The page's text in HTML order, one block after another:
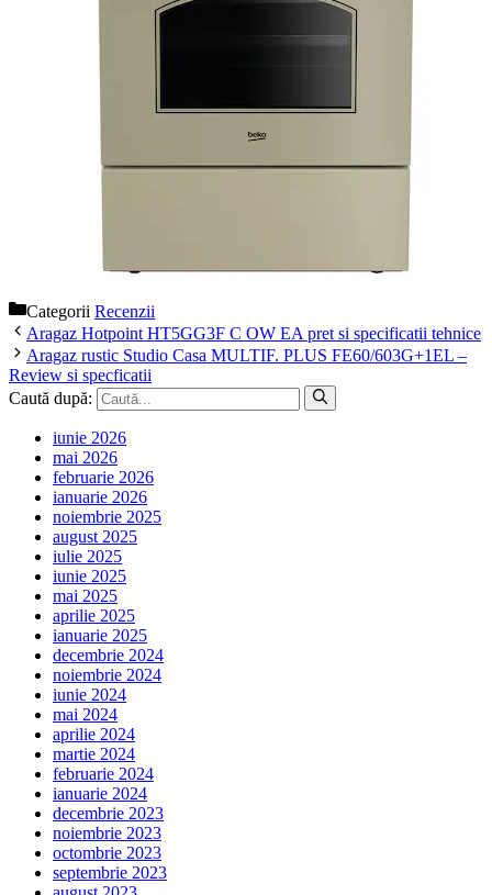
Categorii Recenzii
Aragaz Hotpoint HT5GG3F C OW EA pret si specificatii tehnice
Aragaz rustic Studio Casa MULTIF. PLUS FE60/603G+1EL –
Review si specficatii
Caută după:
iunie 2026
mai 2026
februarie 2026
ianuarie 2026
noiembrie 2025
august 2025
iulie 2025
iunie 2025
mai 2025
aprilie 2025
ianuarie 2025
decembrie 2024
noiembrie 2024
iunie 2024
mai 2024
aprilie 2024
martie 2024
februarie 2024
ianuarie 2024
decembrie 2023
noiembrie 2023
octombrie 2023
septembrie 2023